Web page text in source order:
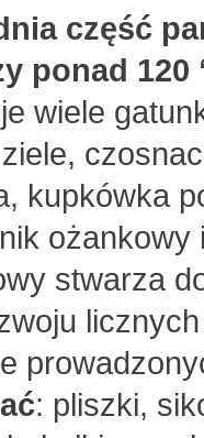
część
ponad
wiele
kupkówka
ożankowy
stwarza
: pliszki,